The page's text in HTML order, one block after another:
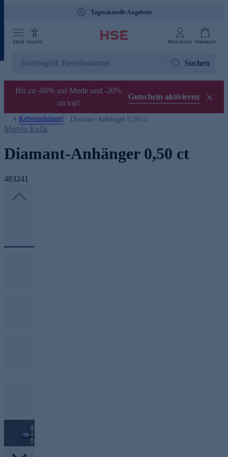
Tagesaktuelle Angebote
Menü Ansicht Mein Konto Warenkorb
Suchen
Bis zu -60% auf Mode und -20%
on top!
Gutschein aktivieren
Kettenanhänger Diamant-Anhänger 0,50 ct
Marvin Kulik
Diamant-Anhänger 0,50 ct
483241